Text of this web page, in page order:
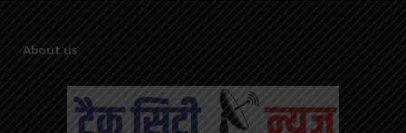
About us